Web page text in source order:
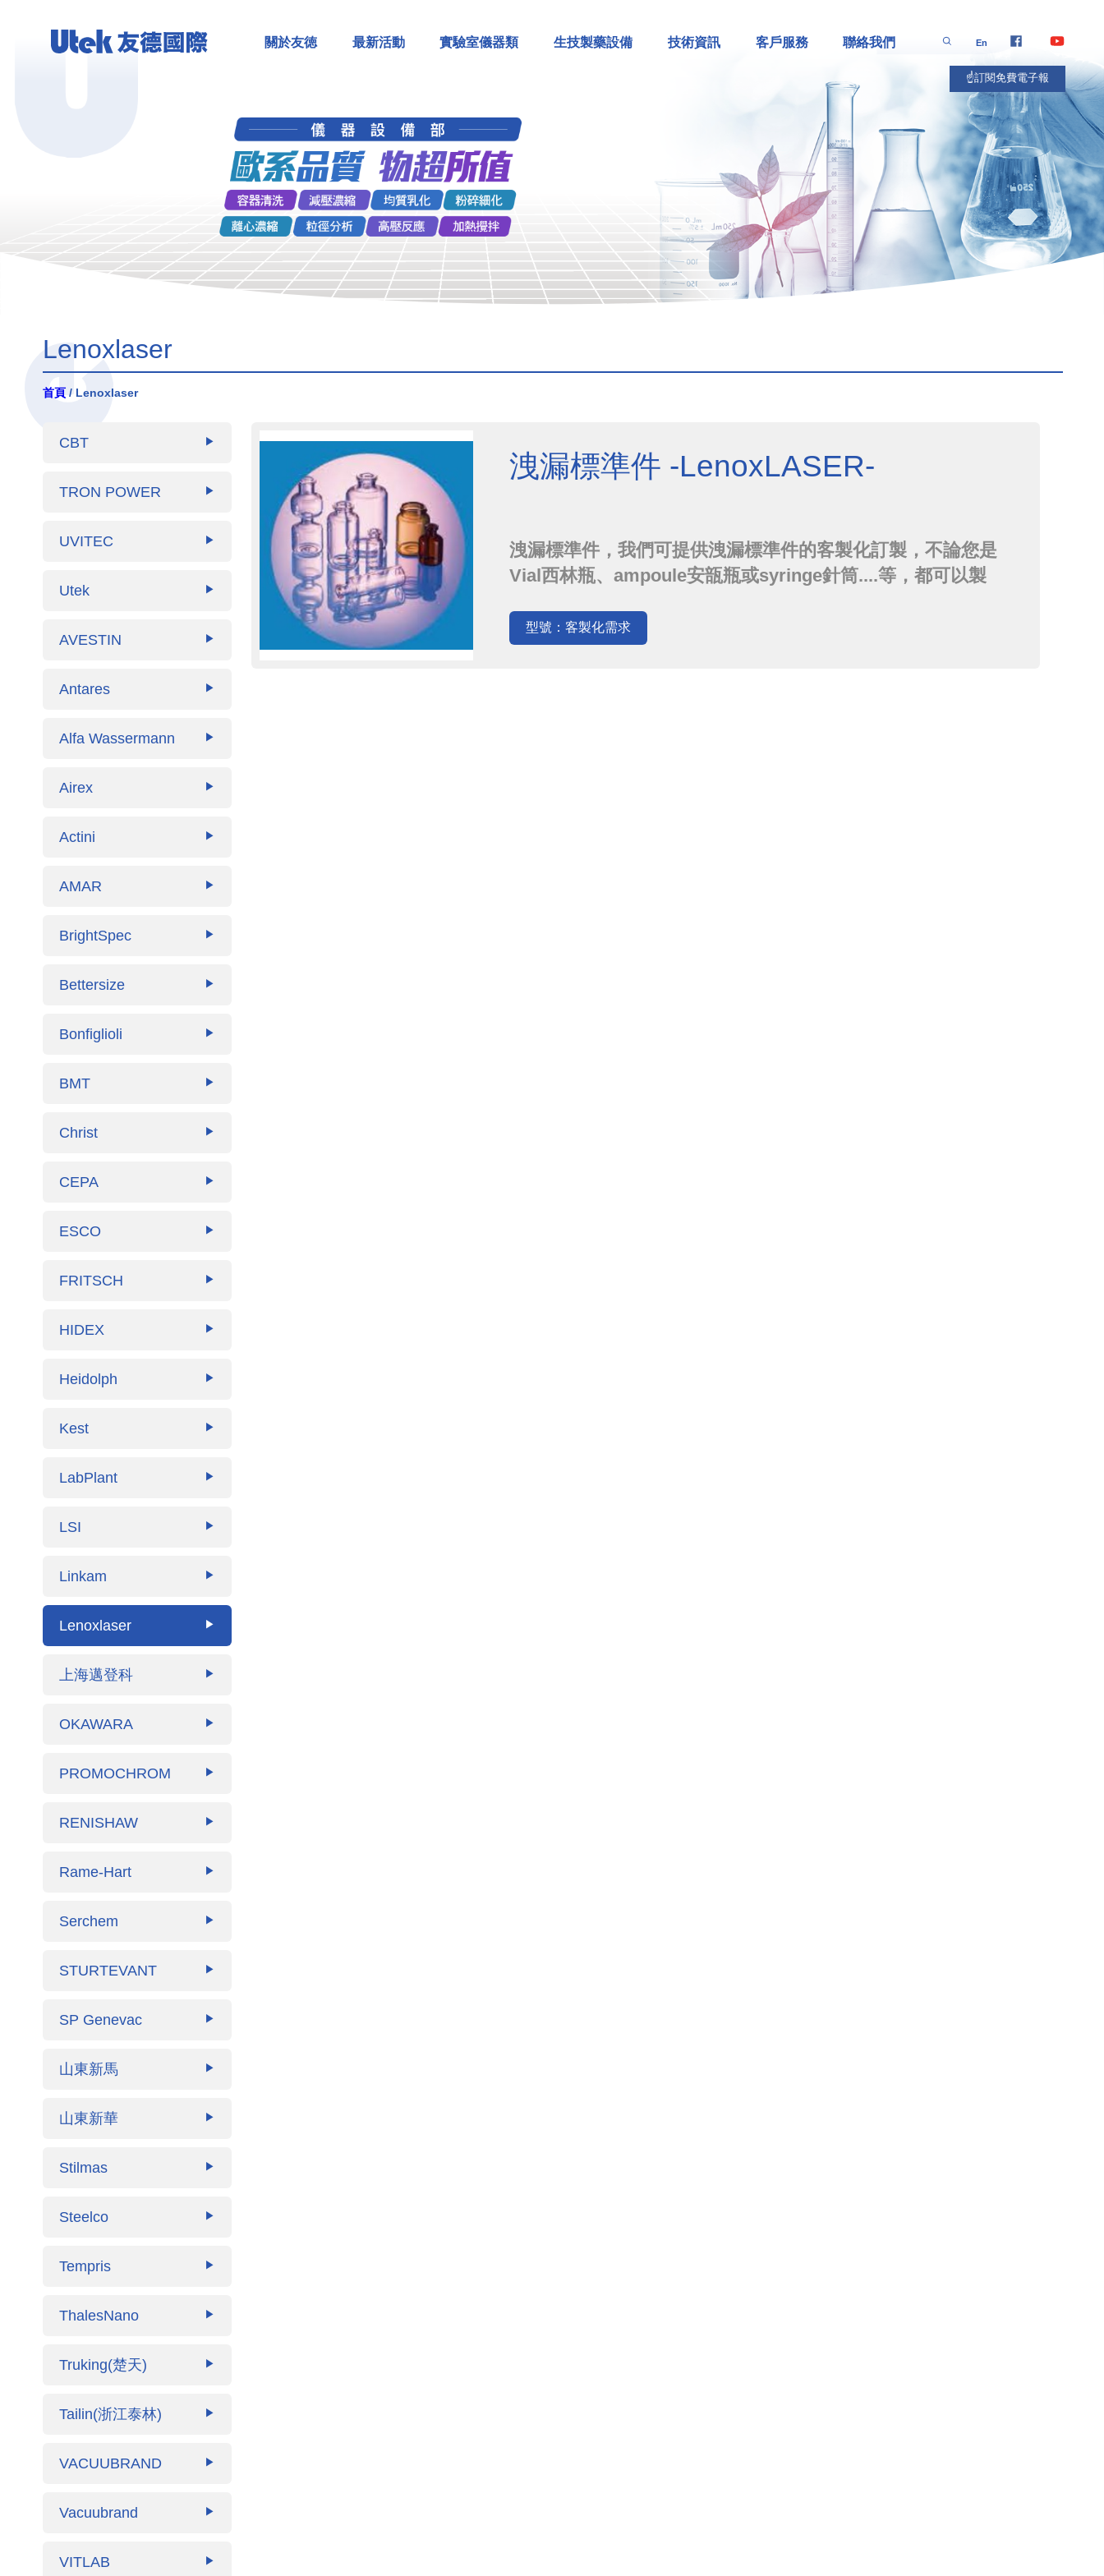
關於友徳 最新活動 實驗室儀器類 生技製藥設備 技術資訊 客戶服務 聯絡我們 En
☝️訂閱免費電子報
Lenoxlaser
首頁/ Lenoxlaser
CBT ▶
TRON POWER ▶
UVITEC ▶
Utek ▶
AVESTIN ▶
Antares ▶
Alfa Wassermann ▶
Airex ▶
Actini ▶
AMAR ▶
BrightSpec ▶
Bettersize ▶
Bonfiglioli ▶
BMT ▶
Christ ▶
CEPA ▶
ESCO ▶
FRITSCH ▶
HIDEX ▶
Heidolph ▶
Kest ▶
LabPlant ▶
LSI ▶
Linkam ▶
Lenoxlaser ▶
上海邁登科 ▶
OKAWARA ▶
PROMOCHROM ▶
RENISHAW ▶
Rame-Hart ▶
Serchem ▶
STURTEVANT ▶
SP Genevac ▶
山東新馬 ▶
山東新華 ▶
Stilmas ▶
Steelco ▶
Tempris ▶
ThalesNano ▶
Truking(楚天) ▶
Tailin(浙江泰林) ▶
VACUUBRAND ▶
Vacuubrand ▶
VITLAB ▶
洩漏標準件 -LenoxLASER-
洩漏標準件，我們可提供洩漏標準件的客製化訂製，不論您是
Vial西林瓶、ampoule安瓿瓶或syringe針筒....等，都可以製
校準報告。若您有這方面的需求，歡迎您隨時與友德聯絡！
型號：客製化需求